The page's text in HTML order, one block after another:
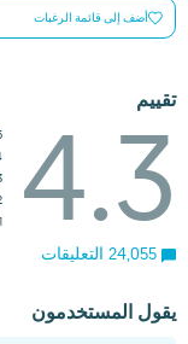
أضف إلى قائمة الرغبات
تقييم
4.3
1
يقول المستخدمون